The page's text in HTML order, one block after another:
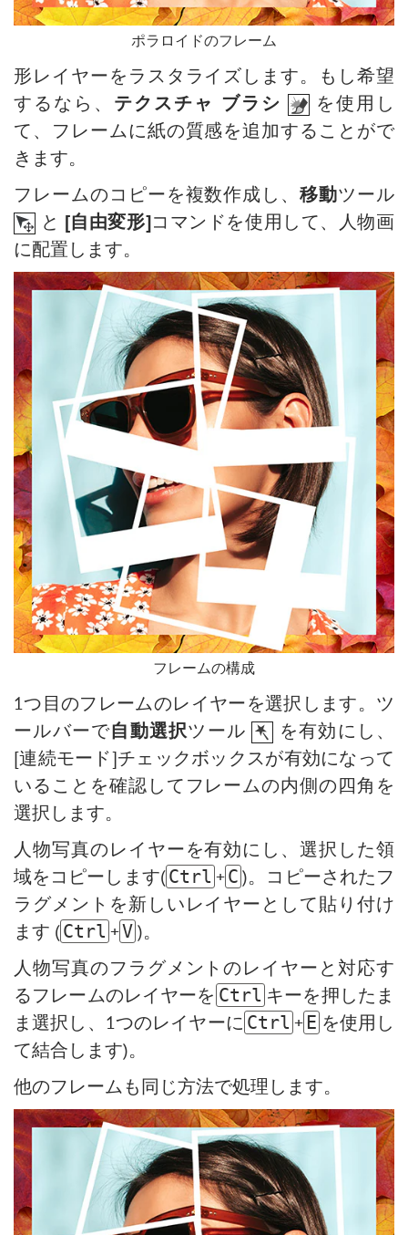
ポラロイドのフレーム
形レイヤーをラスタライズします。もし希望
するなら、 テクスチャ ブラシ
を使用し
て、フレームに紙の質感を追加することがで
きます。
フレームのコピーを複数作成し、移動ツール
と [自由変形]コマンドを使用して、人物画
に配置します。
フレームの構成
1つ目のフレームのレイヤーを選択します。ツ
ールバーで自動選択ツール
を有効にし、
[連続モード]チェックボックスが有効になって
いることを確認してフレームの内側の四角を
選択します。
人物写真のレイヤーを有効にし、選択した領
域をコピーします(Ctrl +C )。コピーされたフ
ラグメントを新しいレイヤーとして貼り付け
ます (Ctrl +V )。
人物写真のフラグメントのレイヤーと対応す
るフレームのレイヤーを Ctrl キーを押したま
ま選択し、1つのレイヤーに Ctrl + E を使用し
て結合します)。
他のフレームも同じ方法で処理します。